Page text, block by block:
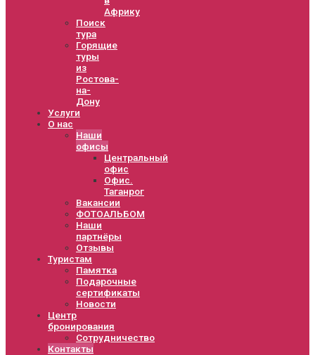
Африку
Поиск
тура
Горящие
туры
из
Ростова-
на-
Дону
Услуги
О нас
Наши
офисы
Центральный
офис
Офис.
Таганрог
Вакансии
ФОТОАЛЬБОМ
Наши
партнёры
Отзывы
Туристам
Памятка
Подарочные
сертификаты
Новости
Центр
бронирования
Сотрудничество
Контакты